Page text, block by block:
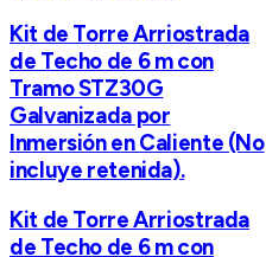
Kit de Torre Arriostrada
de Techo de 6 m con
Tramo STZ30G
Galvanizada por
Inmersión en Caliente (No
incluye retenida).
Kit de Torre Arriostrada
de Techo de 6 m con